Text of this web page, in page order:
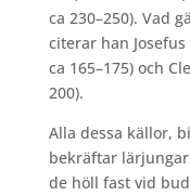
ca 230–250). Vad
citerar han
ca 165–175) och
200).
Alla dessa källor,
bekräftar
de höll fast vid